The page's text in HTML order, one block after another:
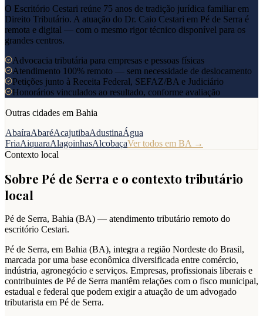
O Escritório Cestari reúne 75 anos de tradição jurídica familiar em
Direito Tributário. A atuação do Dr. Caio Cestari em Pé de Serra é
remota e digital — com o mesmo rigor técnico disponível para os
grandes centros.
Advocacia tributária para empresas e pessoas físicas
Atendimento 100% remoto — sem necessidade de deslocamento
Petições junto à Receita Federal, SEFAZ/BA e Judiciário
Honorários vinculados ao resultado, conforme avaliação
Outras cidades em Bahia
AbaíraAbaréAcajutibaAdustinaÁgua
FriaAiquaraAlagoinhasAlcobaçaVer todos em BA →
Contexto local
Sobre Pé de Serra e o contexto tributário
local
Pé de Serra, Bahia (BA) — atendimento tributário remoto do
escritório Cestari.
Pé de Serra, em Bahia (BA), integra a região Nordeste do Brasil,
marcada por uma base econômica diversificada entre comércio,
indústria, agronegócio e serviços. Empresas, profissionais liberais e
contribuintes de Pé de Serra mantêm relações com o fisco municipal,
estadual e federal que podem exigir a atuação de um advogado
tributarista em Pé de Serra.